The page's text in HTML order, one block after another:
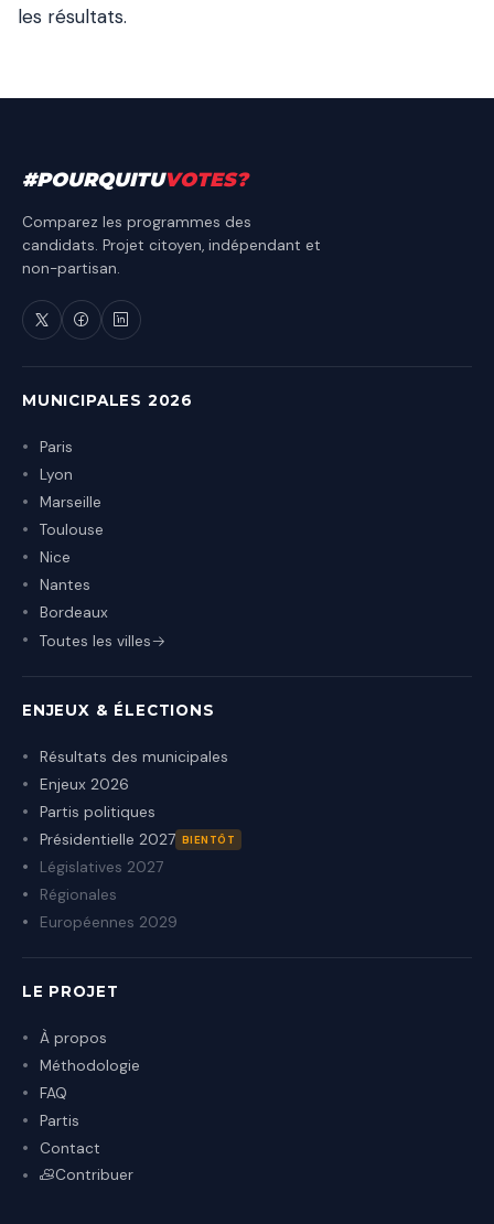
les résultats.
#POURQUITUVOTES?
Comparez les programmes des
candidats. Projet citoyen, indépendant et
non-partisan.
MUNICIPALES 2026
Paris
Lyon
Marseille
Toulouse
Nice
Nantes
Bordeaux
Toutes les villes
ENJEUX & ÉLECTIONS
Résultats des municipales
Enjeux 2026
Partis politiques
Présidentielle 2027 BIENTÔT
Législatives 2027
Régionales
Européennes 2029
LE PROJET
À propos
Méthodologie
FAQ
Partis
Contact
Contribuer